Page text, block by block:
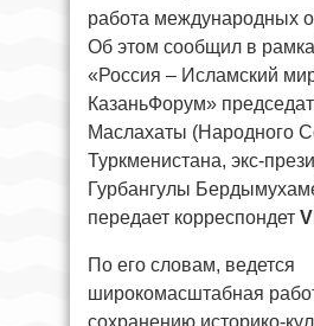
работа международных
Об этом сообщил в
«Россия – Исламский
КазаньФорум»
Маслахаты (Народного
Туркменистана, экс-
Гурбангулы
передает корреспондет
По его словам, ведется
широкомасштабная
сохранению историко-